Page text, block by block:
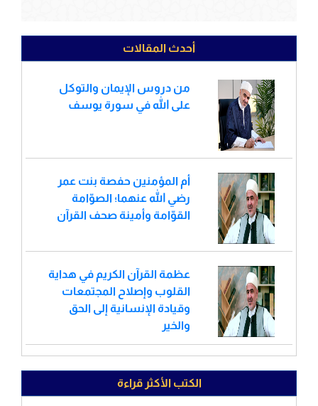
أحدث المقالات
من دروس الإيمان والتوكل
على الله في سورة يوسف
أم المؤمنين حفصة بنت عمر
رضي الله عنهما؛ الصوّامة
القوّامة وأمينة صحف القرآن
عظمة القرآن الكريم في هداية
القلوب وإصلاح المجتمعات
وقيادة الإنسانية إلى الحق
والخير
الكتب الأكثر قراءة